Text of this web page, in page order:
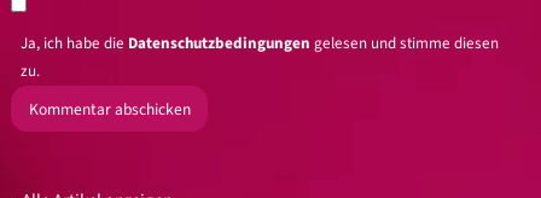
Ja, ich habe die Datenschutzbedingungen gelesen und stimme diesen
zu.